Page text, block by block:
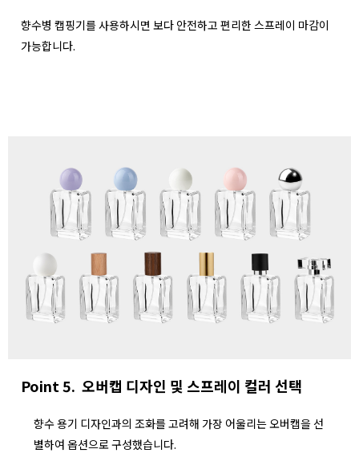
향수병 캡핑기를 사용하시면 보다 안전하고 편리한 스프레이 마감이
가능합니다.
Point 5. 오버캡 디자인 및 스프레이 컬러 선택
향수 용기 디자인과의 조화를 고려해 가장 어울리는 오버캡을 선
별하여 옵션으로 구성했습니다.